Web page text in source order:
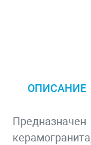
ОПИСАНИЕ